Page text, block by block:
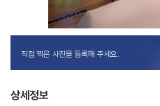
직접 찍은 사진을 등록해 주세요.
상세정보